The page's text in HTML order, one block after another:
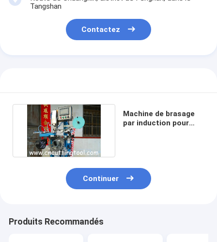
Tangshan
Contactez
Machine de brasage
par induction pour
Continuer
Produits Recommandés